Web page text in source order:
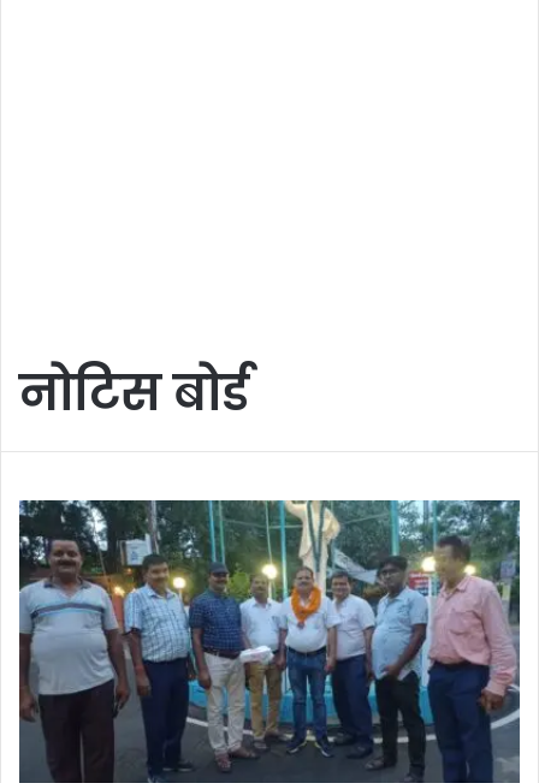
नोटिस बोर्ड